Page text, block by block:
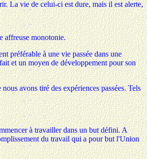
La vie de celui-ci est dure, mais il est alerte,
affreuse monotonie.
préférable à une vie passée dans une
et un moyen de développement pour son
avons tiré des expériences passées. Tels
à travailler dans un but défini. A
du travail qui a pour but l'Union